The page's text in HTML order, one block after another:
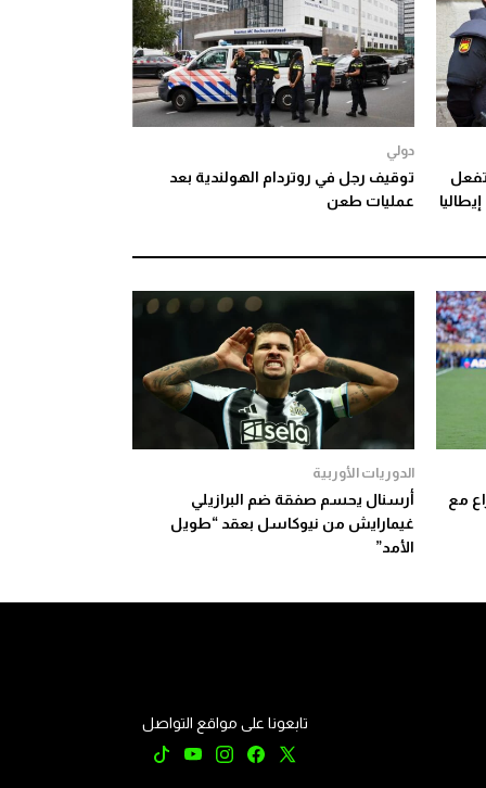
دولي
توقيف رجل في روتردام الهولندية بعد
عمليات طعن
صراع مع
الدوريات الأوربية
أرسنال يحسم صفقة ضم البرازيلي
غيمارايش من نيوكاسل بعقد “طويل
الأمد”
تابعونا على مواقع التواصل